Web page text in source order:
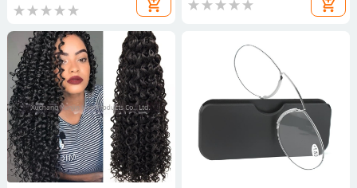
костюми, дрехи за
представления
add_shopping_cart
фолд дизайн, ултралек
add_shopping_cart